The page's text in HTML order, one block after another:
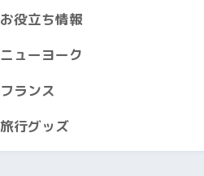
お役立ち情報
ニューヨーク
フランス
旅行グッズ